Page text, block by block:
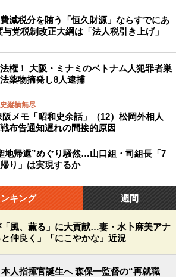
減税分を賄う「恒久財源」ならすでにあ
与党税制改正大綱は「法人税引き上げ」
権！ 大阪・ミナミのベトナム人犯罪者巣
薬物摘発し8人逮捕
縦横無尽
メモ「昭和史余話」（12）松岡外相人
布告通知遅れの間接的原因
地帰還”めぐり騒然…山口組・司組長「7
り」は実現するか
キング 週間
風、薫る」に大貢献…妻・水卜麻美アナ
仲良く」「にこやかな」近況
人指揮官誕生へ 森保一監督の“再就職